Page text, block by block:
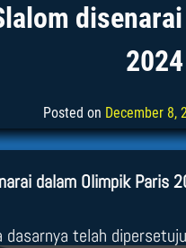
2024
Posted on December 8,
dalam Olimpik Paris
dasarnya telah